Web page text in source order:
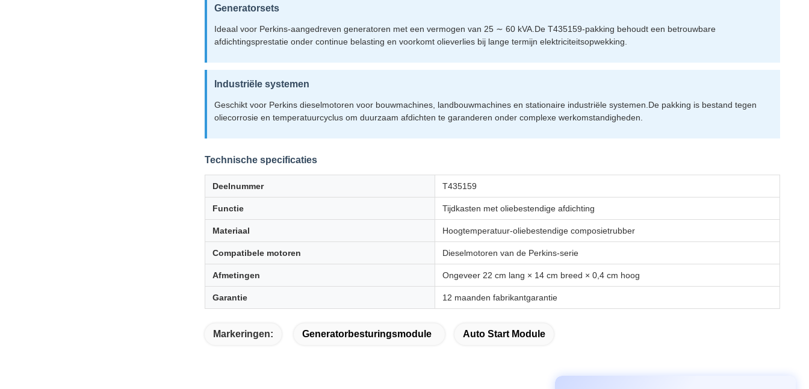
Generatorsets
Ideaal voor Perkins-aangedreven generatoren met een vermogen van 25 ∼ 60 kVA.De T435159-pakking behoudt een betrouwbare
afdichtingsprestatie onder continue belasting en voorkomt olieverlies bij lange termijn elektriciteitsopwekking.
Industriële systemen
Geschikt voor Perkins dieselmotoren voor bouwmachines, landbouwmachines en stationaire industriële systemen.De pakking is bestand tegen
oliecorrosie en temperatuurcyclus om duurzaam afdichten te garanderen onder complexe werkomstandigheden.
Technische specificaties
Deelnummer T435159
Functie Tijdkasten met oliebestendige afdichting
Materiaal Hoogtemperatuur-oliebestendige composietrubber
Compatibele motoren Dieselmotoren van de Perkins-serie
Afmetingen Ongeveer 22 cm lang × 14 cm breed × 0,4 cm hoog
Garantie 12 maanden fabrikantgarantie
Markeringen: Generatorbesturingsmodule Auto Start Module